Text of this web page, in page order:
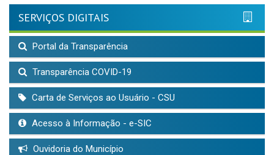
SERVIÇOS DIGITAIS
Portal da Transparência
Transparência COVID-19
Carta de Serviços ao Usuário - CSU
Acesso à Informação - e-SIC
Ouvidoria do Município